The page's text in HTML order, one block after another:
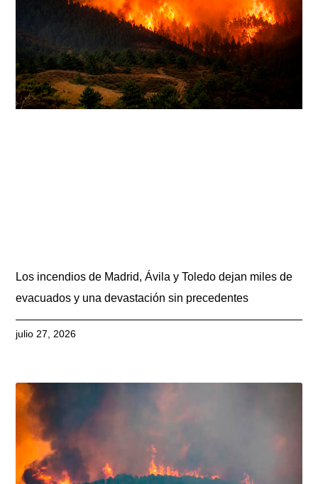
Los incendios de Madrid, Ávila y Toledo dejan miles de
evacuados y una devastación sin precedentes
julio 27, 2026